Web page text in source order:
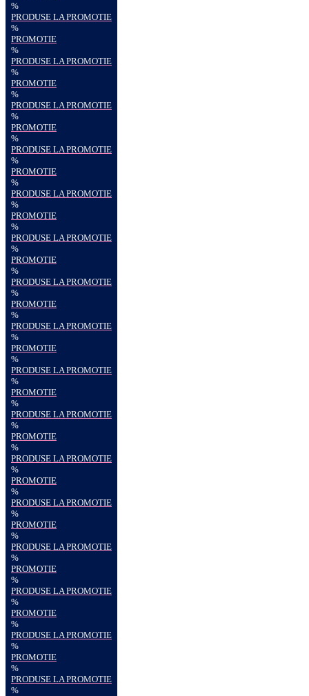
%
PRODUSE LA PROMOTIE
%
PROMOTIE
%
PRODUSE LA PROMOTIE
%
PROMOTIE
%
PRODUSE LA PROMOTIE
%
PROMOTIE
%
PRODUSE LA PROMOTIE
%
PROMOTIE
%
PRODUSE LA PROMOTIE
%
PROMOTIE
%
PRODUSE LA PROMOTIE
%
PROMOTIE
%
PRODUSE LA PROMOTIE
%
PROMOTIE
%
PRODUSE LA PROMOTIE
%
PROMOTIE
%
PRODUSE LA PROMOTIE
%
PROMOTIE
%
PRODUSE LA PROMOTIE
%
PROMOTIE
%
PRODUSE LA PROMOTIE
%
PROMOTIE
%
PRODUSE LA PROMOTIE
%
PROMOTIE
%
PRODUSE LA PROMOTIE
%
PROMOTIE
%
PRODUSE LA PROMOTIE
%
PROMOTIE
%
PRODUSE LA PROMOTIE
%
PROMOTIE
%
PRODUSE LA PROMOTIE
%